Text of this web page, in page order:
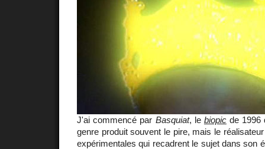
J'ai commencé par Basquiat, le biopicde 1996
genre produit souvent le pire, mais le
expérimentales qui recadrent le sujet dans son